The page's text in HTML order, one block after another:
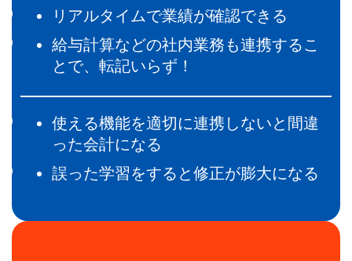
リアルタイムで業績が確認できる
給与計算などの社内業務も連携するこ
とで、転記いらず！
使える機能を適切に連携しないと間違
った会計になる
誤った学習をすると修正が膨大になる